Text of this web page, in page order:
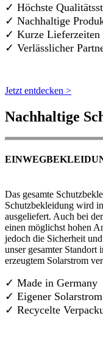
✓ Höchste
✓ Nachhaltige
✓ Kurze Lieferzeiten
✓ Verlässlicher
Jetzt entdecken >
Nachhaltige
Das gesamte
Schutzbekleidung wird
ausgeliefert. Auch bei
einen möglichst hohen
jedoch die Sicherheit
unser gesamter
erzeugtem Solarstrom
✓ Made in Germany
✓ Eigener
✓ Recycelte